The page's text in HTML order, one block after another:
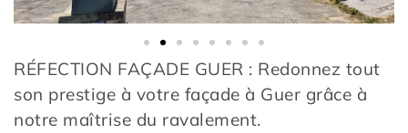
RÉFECTION FAÇADE GUER : Redonnez tout
son prestige à votre façade à Guer grâce à
notre maîtrise du ravalement.